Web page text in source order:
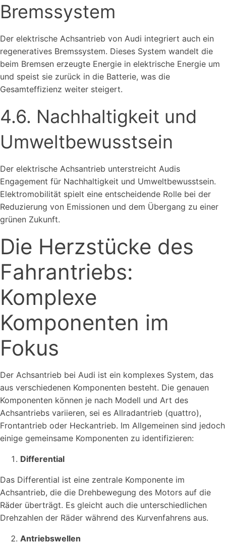
Bremssystem
Der elektrische Achsantrieb von Audi integriert auch ein
regeneratives Bremssystem. Dieses System wandelt die
beim Bremsen erzeugte Energie in elektrische Energie um
und speist sie zurück in die Batterie, was die
Gesamteffizienz weiter steigert.
4.6. Nachhaltigkeit und
Umweltbewusstsein
Der elektrische Achsantrieb unterstreicht Audis
Engagement für Nachhaltigkeit und Umweltbewusstsein.
Elektromobilität spielt eine entscheidende Rolle bei der
Reduzierung von Emissionen und dem Übergang zu einer
grünen Zukunft.
Die Herzstücke des
Fahrantriebs:
Komplexe
Komponenten im
Fokus
Der Achsantrieb bei Audi ist ein komplexes System, das
aus verschiedenen Komponenten besteht. Die genauen
Komponenten können je nach Modell und Art des
Achsantriebs variieren, sei es Allradantrieb (quattro),
Frontantrieb oder Heckantrieb. Im Allgemeinen sind jedoch
einige gemeinsame Komponenten zu identifizieren:
Differential
Das Differential ist eine zentrale Komponente im
Achsantrieb, die die Drehbewegung des Motors auf die
Räder überträgt. Es gleicht auch die unterschiedlichen
Drehzahlen der Räder während des Kurvenfahrens aus.
Antriebswellen